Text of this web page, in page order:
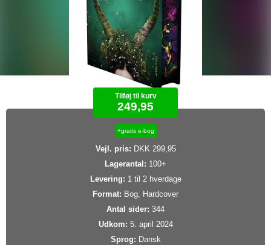
Tilføj til kurv
249,95
+gratis e-bog
Vejl. pris: DKK 299,95
Lagerantal: 100+
Levering: 1 til 2 hverdage
Format: Bog, Hardcover
Antal sider: 344
Udkom: 5. april 2024
Sprog: Dansk